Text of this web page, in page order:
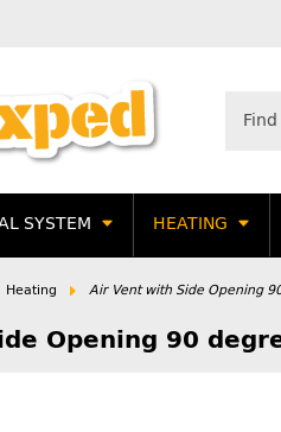
SYSTEM HEATING
Heating Air Vent with Side Opening
Opening 90